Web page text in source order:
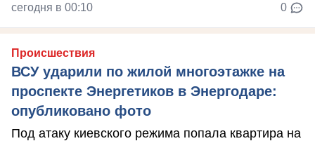
сегодня в 00:10 0
Происшествия
ВСУ ударили по жилой многоэтажке на
проспекте Энергетиков в Энергодаре:
опубликовано фото
Под атаку киевского режима попала квартира на